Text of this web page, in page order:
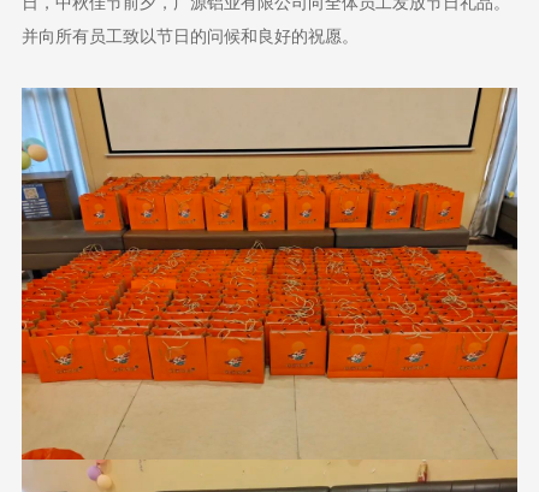
并向所有员工致以节日的问候和良好的祝愿。